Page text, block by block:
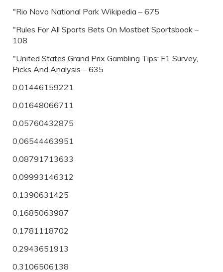
"Rio Novo National Park Wikipedia – 675
"Rules For All Sports Bets On Mostbet Sportsbook –
108
"United States Grand Prix Gambling Tips: F1 Survey,
Picks And Analysis – 635
0,01446159221
0,01648066711
0,05760432875
0,06544463951
0,08791713633
0,09993146312
0,1390631425
0,1685063987
0,1781118702
0,2943651913
0,3106506138